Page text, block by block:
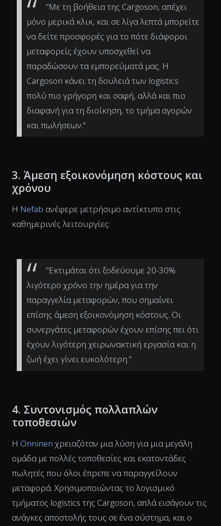
"Με τη βοήθεια της Cargoson, απέχει
μόνο μερικά κλικ, και σε λίγα λεπτά μπορείτε
να δείτε προσφορές για το πότε διάφοροι
μεταφορείς έχουν υποσχεθεί να
παραδώσουν τα εμπορεύματά μας. Η
Cargoson κάνει τη δουλειά των logistics
πολύ πιο γρήγορη και σαφή, αλλά και πιο
διαφανή για τη διοίκηση, το τμήμα αγορών
και πωλήσεων."
3. Άμεση εξοικονόμηση κόστους και
χρόνου
Η Nefab ανέφερε μετρήσιμο αντίκτυπο στις
καθημερινές λειτουργίες:
"Εκτιμάται ότι ξοδεύουμε 20-30%
λιγότερο χρόνο την ημέρα για την
παραγγελία μεταφορών, που σημαίνει
επίσης άμεση εξοικονόμηση κόστους. Οι
συνεργάτες μεταφορών έχουν επίσης πει ότι
έχουν λιγότερη χειρωνακτική εργασία και η
ζωή έχει γίνει ευκολότερη."
4. Συντονισμός πολλαπλών
τοποθεσιών
Η Onninen χρειαζόταν μια λύση για μια μεγάλη
ομάδα με πολλές τοποθεσίες και εκατοντάδες
πωλητές που όλοι έπρεπε να παραγγείλουν
μεταφορά. Χρησιμοποιώντας το λογισμικό
τμήματος logistics της Cargoson, απλά εισάγουν τις
ανάγκες αποστολής τους σε ένα σύστημα, και ο